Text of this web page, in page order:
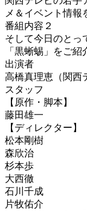
メ＆イベント情報
番組内容２
そして今日のとっ
「黒蜥蜴」をご紹
出演者
高橋真理恵（関西
スタッフ
【原作・脚本】
藤田雄一
【ディレクター】
松本剛樹
森欣治
杉本歩
大西徹
石川千成
片牧佑介